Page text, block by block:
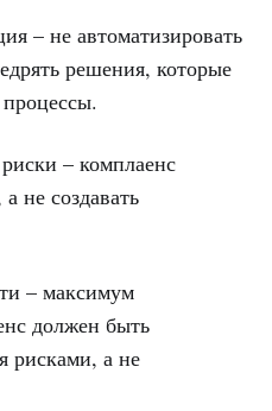
– не автоматизировать
решения, которые
– комплаенс
не создавать
– максимум
должен быть
рисками, а не